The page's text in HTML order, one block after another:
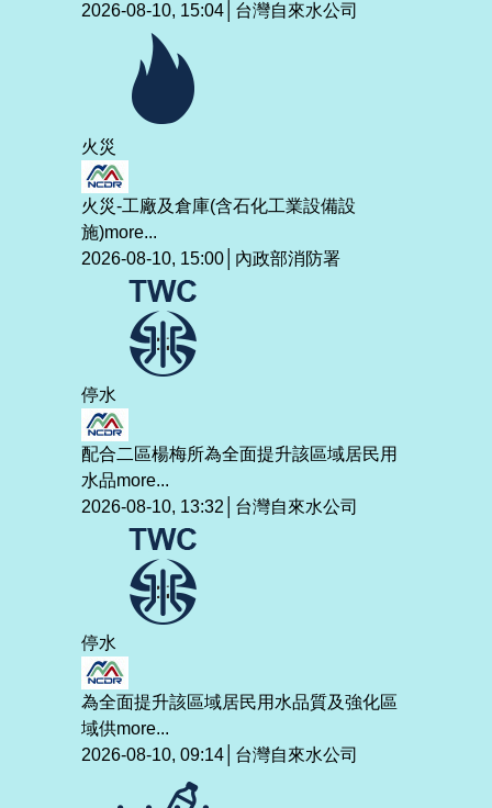
2026-08-10, 15:04│台灣自來水公司
火災
火災-工廠及倉庫(含石化工業設備設
施)more...
2026-08-10, 15:00│內政部消防署
停水
配合二區楊梅所為全面提升該區域居民用
水品more...
2026-08-10, 13:32│台灣自來水公司
停水
為全面提升該區域居民用水品質及強化區
域供more...
2026-08-10, 09:14│台灣自來水公司